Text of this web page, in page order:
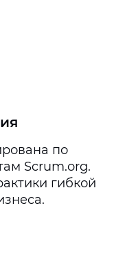
по
Scrum.org.
гибкой